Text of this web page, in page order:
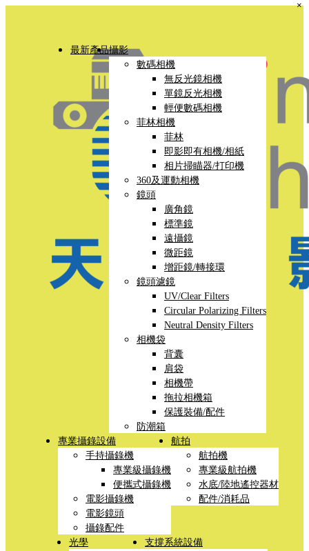
最新產品攝影
數碼相機
無反光鏡相機
單鏡反光相機
輕便數碼相機
菲林相機
菲林
即影即有相機/相紙
相片掃瞄器/打印機
360及運動相機
鏡頭
廣角鏡
標準鏡
遠攝鏡
微距鏡
增距鏡/轉接環
鏡頭濾鏡
UV/Clear Filters
Circular Polarizing Filters
Neutral Density Filters
相機袋
背囊
肩袋
相機帶
拖拉相機箱
保護裝備/配件
防潮箱
專業攝錄設備
手持攝錄機
專業級攝錄機
便攜式攝錄機
電影攝錄機
電影鏡頭
攝錄配件
航拍
航拍機
專業級航拍機
水底/陸地遙控器材
配件/消耗品
光學
支撐系統設備
×